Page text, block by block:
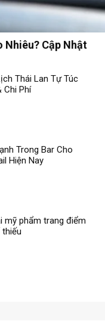
Nhiêu? Cập Nhật
Thái Lan Tự Túc
Chi Phí
Trong Bar Cho
Hiện Nay
mỹ phẩm trang điểm